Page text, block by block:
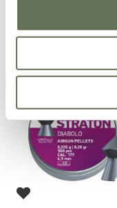
143
Add to favorites